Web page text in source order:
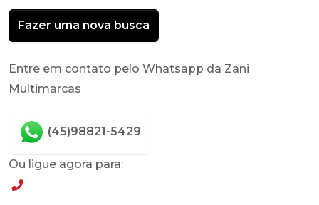
Fazer uma nova busca
Entre em contato pelo Whatsapp da Zani
Multimarcas
(45)98821-5429
Ou ligue agora para: